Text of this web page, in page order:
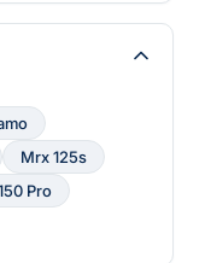
Mrx 125s
Pro